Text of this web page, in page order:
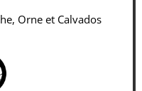
Orne et Calvados